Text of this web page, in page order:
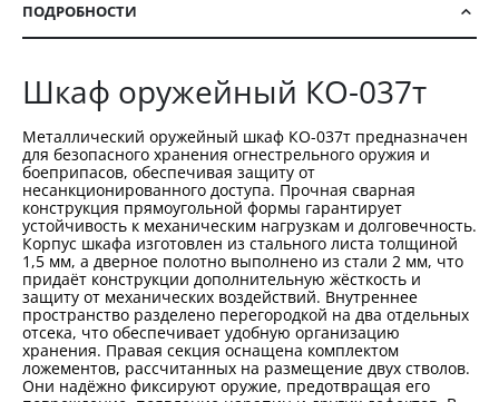
ПОДРОБНОСТИ
Шкаф оружейный КО-037т
Металлический оружейный шкаф КО-037т предназначен
для безопасного хранения огнестрельного оружия и
боеприпасов, обеспечивая защиту от
несанкционированного доступа. Прочная сварная
конструкция прямоугольной формы гарантирует
устойчивость к механическим нагрузкам и долговечность.
Корпус шкафа изготовлен из стального листа толщиной
1,5 мм, а дверное полотно выполнено из стали 2 мм, что
придаёт конструкции дополнительную жёсткость и
защиту от механических воздействий. Внутреннее
пространство разделено перегородкой на два отдельных
отсека, что обеспечивает удобную организацию
хранения. Правая секция оснащена комплектом
ложементов, рассчитанных на размещение двух стволов.
Они надёжно фиксируют оружие, предотвращая его